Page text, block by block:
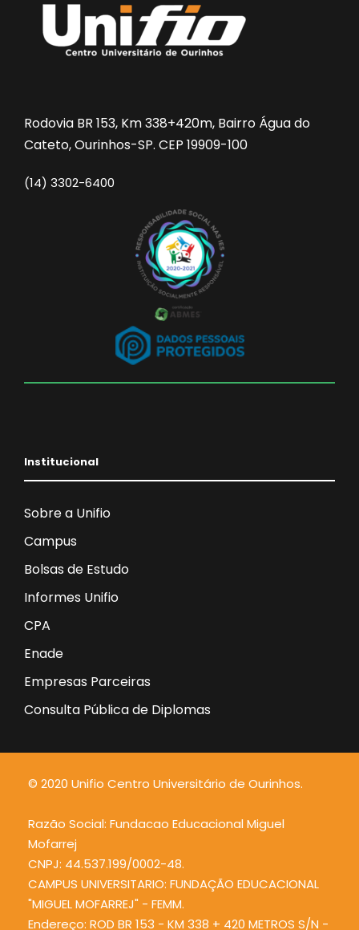
Rodovia BR 153, Km 338+420m, Bairro Água do
Cateto, Ourinhos-SP. CEP 19909-100
(14) 3302-6400
Institucional
Sobre a Unifio
Campus
Bolsas de Estudo
Informes Unifio
CPA
Enade
Empresas Parceiras
Consulta Pública de Diplomas
© 2020 Unifio Centro Universitário de Ourinhos.
Razão Social: Fundacao Educacional Miguel
Mofarrej
CNPJ: 44.537.199/0002-48.
CAMPUS UNIVERSITARIO: FUNDAÇÃO EDUCACIONAL
"MIGUEL MOFARREJ" - FEMM.
Endereço: ROD BR 153 - KM 338 + 420 METROS S/N -